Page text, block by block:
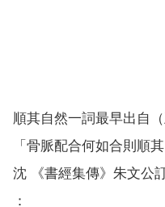
順其自然一詞最早出自
「骨脈配合何如合則順
沈 《書經集傳》朱文公
：